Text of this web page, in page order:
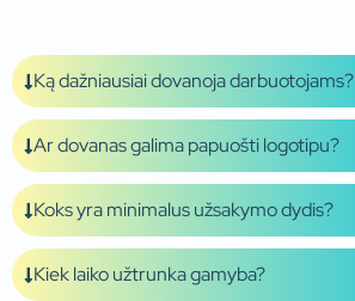
Ką dažniausiai dovanoja darbuotojams?
Ar dovanas galima papuošti logotipu?
Koks yra minimalus užsakymo dydis?
Kiek laiko užtrunka gamyba?